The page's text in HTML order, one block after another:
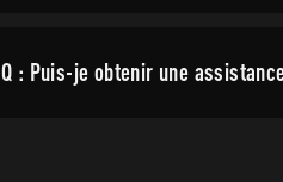
Q : Puis-je obtenir une